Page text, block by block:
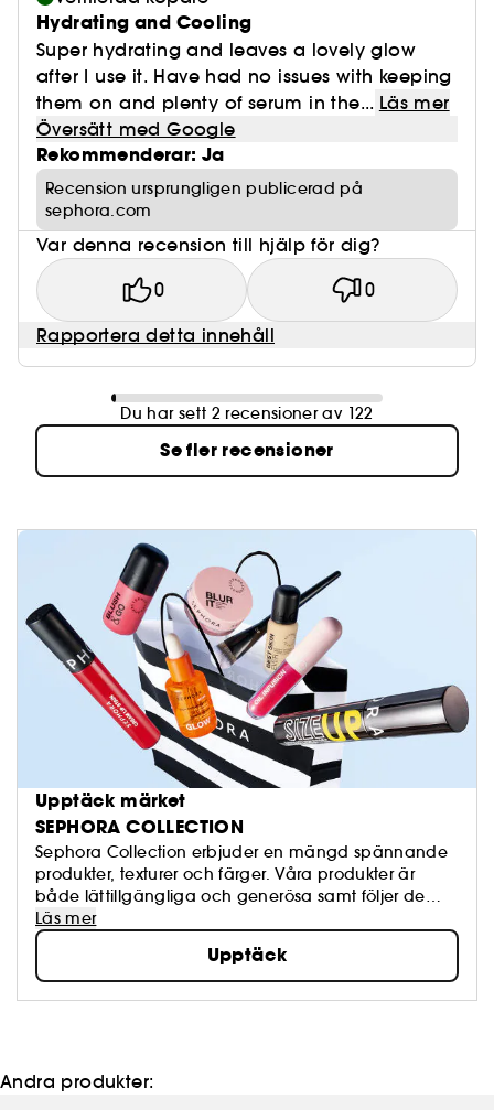
Hydrating and Cooling
Super hydrating and leaves a lovely glow
after I use it. Have had no issues with keeping
them on and plenty of serum in the... Läs mer
Översätt med Google
Rekommenderar: Ja
Recension ursprungligen publicerad på
sephora.com
Var denna recension till hjälp för dig?
0 0
Rapportera detta innehåll
Du har sett 2 recensioner av 122
Se fler recensioner
Upptäck märket
SEPHORA COLLECTION
Sephora Collection erbjuder en mängd spännande
produkter, texturer och färger. Våra produkter är
både lättillgängliga och generösa samt följer de
senaste trenderna och står för hög kvalité. Känn dig
fri att skapa och uppdatera din egen look närhelst
Läs mer
Upptäck
Andra produkter: